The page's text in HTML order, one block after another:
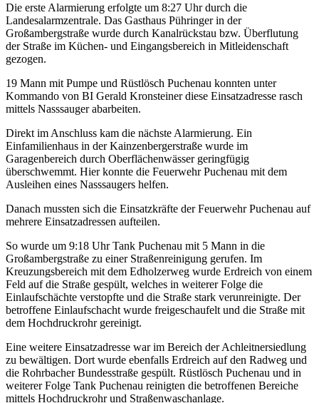
Die erste Alarmierung erfolgte um 8:27 Uhr durch die
Landesalarmzentrale. Das Gasthaus Pühringer in der
Großambergstraße wurde durch Kanalrückstau bzw. Überflutung
der Straße im Küchen- und Eingangsbereich in Mitleidenschaft
gezogen.
19 Mann mit Pumpe und Rüstlösch Puchenau konnten unter
Kommando von BI Gerald Kronsteiner diese Einsatzadresse rasch
mittels Nasssauger abarbeiten.
Direkt im Anschluss kam die nächste Alarmierung. Ein
Einfamilienhaus in der Kainzenbergerstraße wurde im
Garagenbereich durch Oberflächenwässer geringfügig
überschwemmt. Hier konnte die Feuerwehr Puchenau mit dem
Ausleihen eines Nasssaugers helfen.
Danach mussten sich die Einsatzkräfte der Feuerwehr Puchenau auf
mehrere Einsatzadressen aufteilen.
So wurde um 9:18 Uhr Tank Puchenau mit 5 Mann in die
Großambergstraße zu einer Straßenreinigung gerufen. Im
Kreuzungsbereich mit dem Edholzerweg wurde Erdreich von einem
Feld auf die Straße gespült, welches in weiterer Folge die
Einlaufschächte verstopfte und die Straße stark verunreinigte. Der
betroffene Einlaufschacht wurde freigeschaufelt und die Straße mit
dem Hochdruckrohr gereinigt.
Eine weitere Einsatzadresse war im Bereich der Achleitnersiedlung
zu bewältigen. Dort wurde ebenfalls Erdreich auf den Radweg und
die Rohrbacher Bundesstraße gespült. Rüstlösch Puchenau und in
weiterer Folge Tank Puchenau reinigten die betroffenen Bereiche
mittels Hochdruckrohr und Straßenwaschanlage.